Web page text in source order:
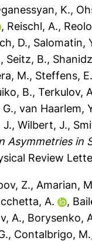
K.,
, Reischl, A.,
D., Salomatin,
, Seitz, B.,
M., Steffens, E.
B., Terkulov,
, van Haarlem,
J., Wilbert, J.,
Asymmetries in
Review
Z., Amarian,
A. ,
A., Borysenko,
, Contalbrigo, M.